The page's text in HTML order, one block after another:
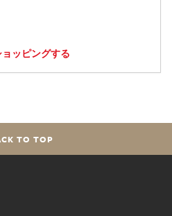
ッピングする
TO TOP